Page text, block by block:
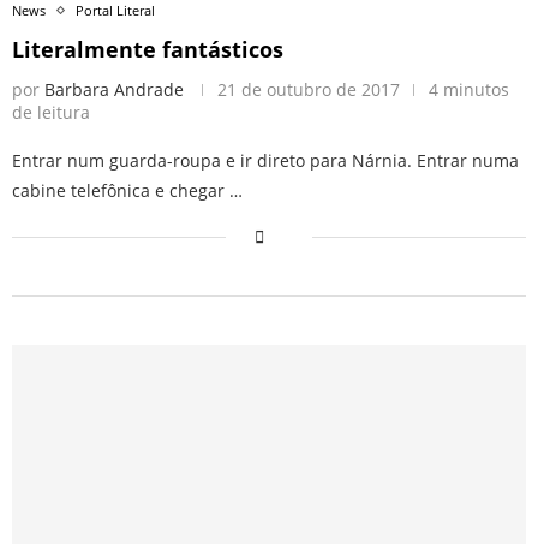
News Portal Literal
Literalmente fantásticos
por Barbara Andrade 21 de outubro de 2017
4 minutos
de leitura
Entrar num guarda-roupa e ir direto para Nárnia. Entrar numa
cabine telefônica e chegar …